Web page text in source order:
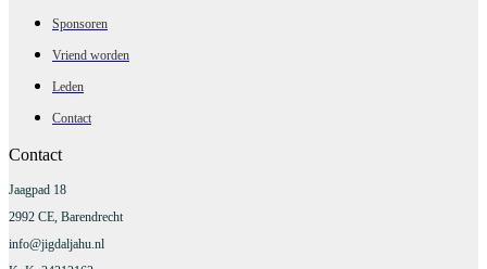
Sponsoren
Vriend worden
Leden
Contact
Contact
Jaagpad 18
2992 CE, Barendrecht
info@jigdaljahu.nl